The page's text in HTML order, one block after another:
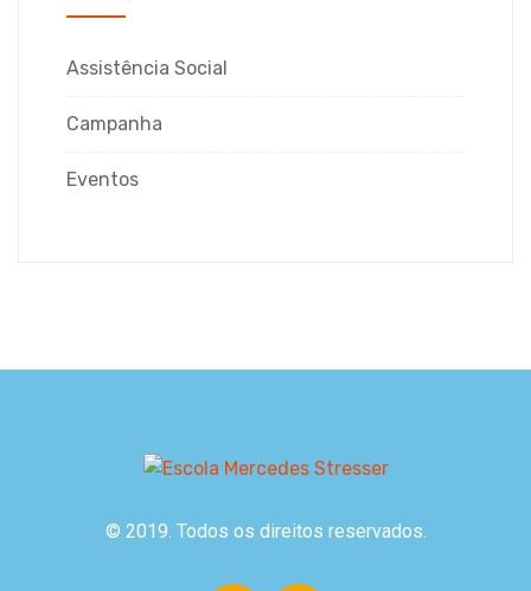
Assistência Social
Campanha
Eventos
© 2019. Todos os direitos reservados.